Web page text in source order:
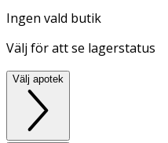
Ingen vald butik
Välj för att se lagerstatus
Välj apotek